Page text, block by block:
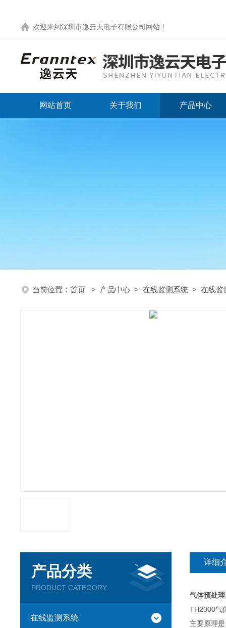
欢迎来到 深圳市逸云天电子有限公司网站 ！
网站首页 关于我们 产品中心
当前位置： 首页 > 产品中心 > 在线监测系统 > 在线监
产品分类
PRODUCT CATEGORY
在线监测系统
详细
气体预处
TH2000气
主要原理